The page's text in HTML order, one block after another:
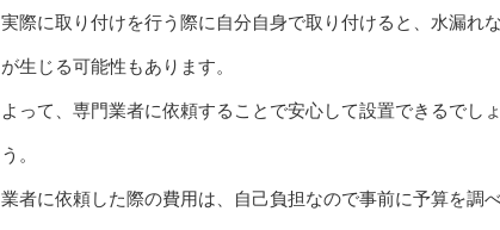
実際に取り付けを行う際に自分自身で取り付けると、水漏れ
が生じる可能性もあります。
よって、専門業者に依頼することで安心して設置できるでしょ
う。
業者に依頼した際の費用は、自己負担なので事前に予算を調